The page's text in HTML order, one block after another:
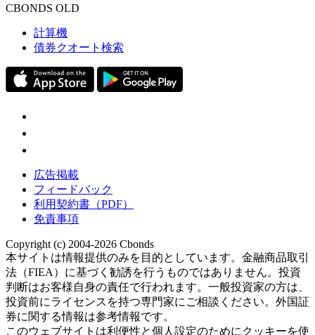
CBONDS OLD
計算機
債券クオート検索
広告掲載
フィードバック
利用契約書（PDF）
免責事項
Copyright (c) 2004-2026 Cbonds
本サイトは情報提供のみを目的としています。金融商品取引
法（FIEA）に基づく勧誘を行うものではありません。投資
判断はお客様自身の責任で行われます。一般投資家の方は、
投資前にライセンスを持つ専門家にご相談ください。外国証
券に関する情報は参考情報です。
このウェブサイトは利便性と個人設定のためにクッキーを使